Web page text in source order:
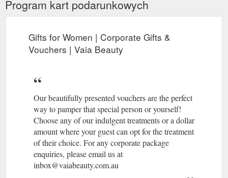
Program kart podarunkowych
Gifts for Women | Corporate Gifts &
Vouchers | Vaia Beauty
Our beautifully presented vouchers are the perfect
way to pamper that special person or yourself!
Choose any of our indulgent treatments or a dollar
amount where your guest can opt for the treatment
of their choice. For any corporate package
enquiries, please email us at
inbox@vaiabeauty.com.au